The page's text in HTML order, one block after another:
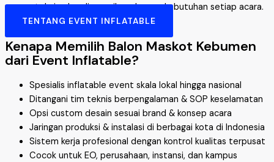
secara teknis, dan disesuaikan dengan kebutuhan setiap acara.
TENTANG EVENT INFLATABLE
Kenapa Memilih Balon Maskot Kebumen
dari Event Inflatable?
Spesialis inflatable event skala lokal hingga nasional
Ditangani tim teknis berpengalaman & SOP keselamatan
Opsi custom desain sesuai brand & konsep acara
Jaringan produksi & instalasi di berbagai kota di Indonesia
Sistem kerja profesional dengan kontrol kualitas terpusat
Cocok untuk EO, perusahaan, instansi, dan kampus